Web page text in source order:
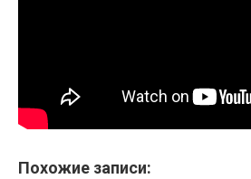
Похожие записи: